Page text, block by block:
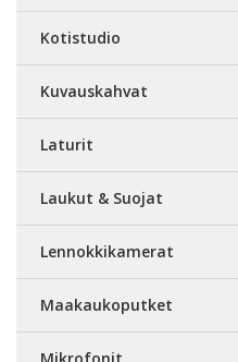
Kotistudio
Kuvauskahvat
Laturit
Laukut & Suojat
Lennokkikamerat
Maakaukoputket